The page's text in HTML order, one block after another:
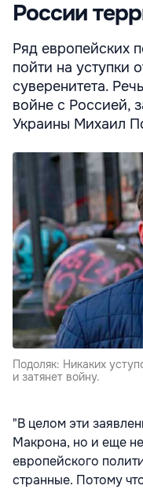
России
Ряд европейских
пойти на уступки
суверенитета.
войне с Россией,
Украины Михаил
Подоляк: Никаких
и затянет войну.
"В целом эти
Макрона, но и еще
европейского
странные. Потому